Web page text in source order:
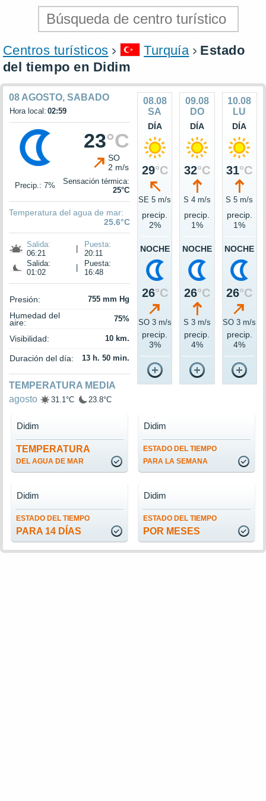
Centros turísticos Turquía
Estado
del tiempo en Didim
08 AGOSTO, SABADO
Hora local: 02:59
23°C
SO
2 m/s
Precip.: 7%
Sensación térmica:
25°C
Temperatura del agua de mar:
25.6°C
Salida:
06:21
Puesta:
20:11
Salida:
01:02
Puesta:
16:48
Presión: 755 mm Hg
Humedad del
aire: 75%
Visibilidad: 10 km.
Duración del día: 13 h. 50 min.
TEMPERATURA MEDIA
agosto
31.1°C 23.8°C
08.08
SA
DÍA
29°C
SE 5 m/s
precip.
2%
NOCHE
26°C
SO 3 m/s
precip.
3%
09.08
DO
DÍA
32°C
S 4 m/s
precip.
1%
NOCHE
26°C
S 3 m/s
precip.
4%
10.08
LU
DÍA
31°C
S 5 m/s
precip.
1%
NOCHE
26°C
SO 3 m/s
precip.
4%
TEMPERATURA
DEL AGUA DE MAR
Didim
ESTADO DEL TIEMPO
PARA LA SEMANA
Didim
ESTADO DEL TIEMPO
PARA 14 DÍAS
Didim
ESTADO DEL TIEMPO
POR MESES
Didim